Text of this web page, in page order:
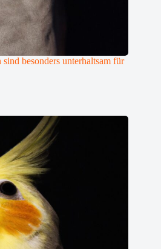
besonders unterhaltsam für